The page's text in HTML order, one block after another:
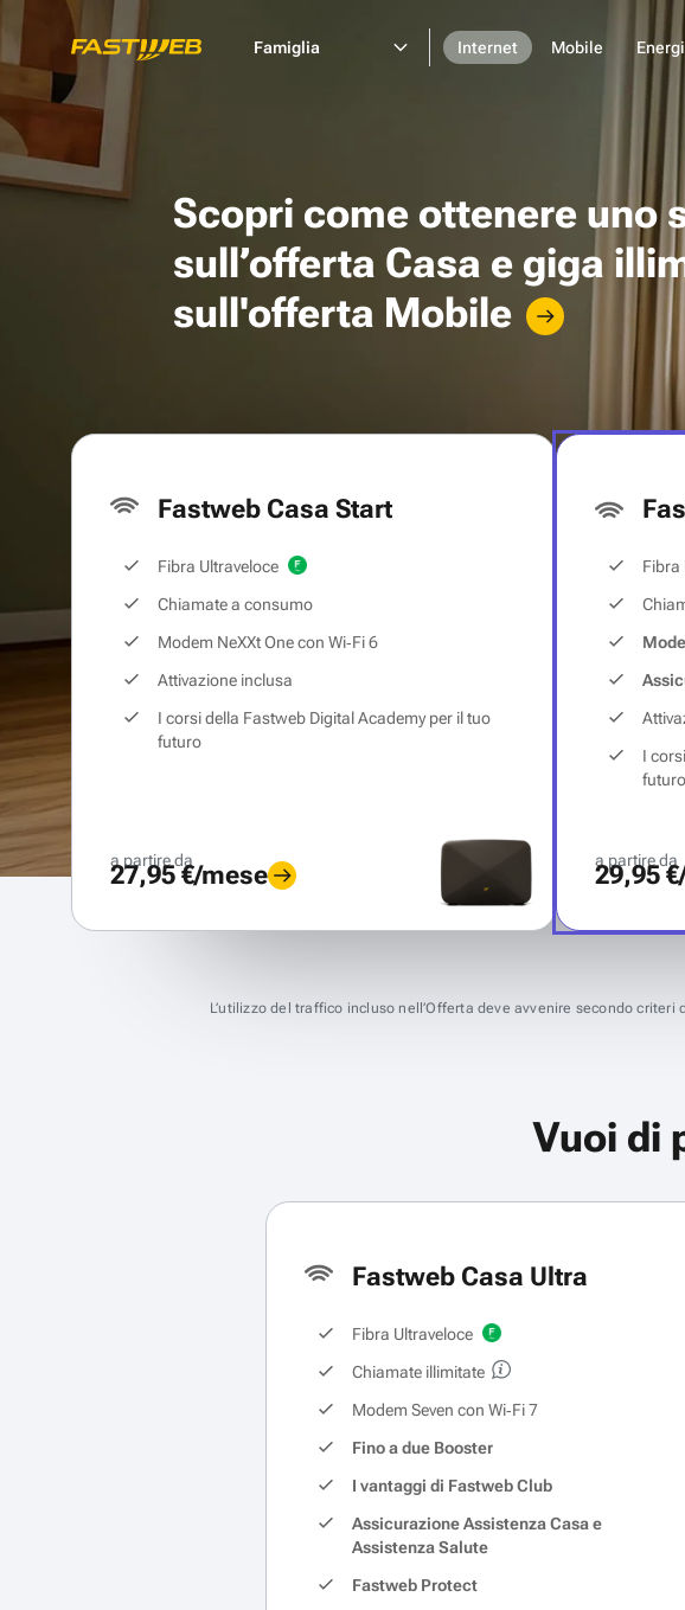
Famiglia Internet Mobile
Scopri come ottenere uno
sull’offerta Casa e giga
sull'offerta Mobile
Fastweb Casa Start
Fibra Ultraveloce
Chiamate a consumo
Modem NeXXt One con Wi‑Fi 6
Attivazione inclusa
I corsi della Fastweb Digital Academy per il tuo
futuro
a partire da
27,95 €/mese
Fibra
I
futuro
a partire da
29,95
L’utilizzo del traffico incluso nell’Offerta deve avvenire secondo
Vuoi di
Fastweb Casa Ultra
Fibra Ultraveloce
Chiamate illimitate
Modem Seven con Wi‑Fi 7
Fino a due Booster
I vantaggi di Fastweb Club
Assicurazione Assistenza Casa e
Assistenza Salute
Fastweb Protect